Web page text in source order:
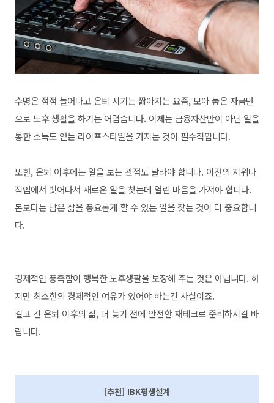
수명은 점점 늘어나고 은퇴 시기는 짧아지는 요즘, 모아 놓은 자금만
으로 노후 생활을 하기는 어렵습니다. 이제는 금융자산만이 아닌 일을
통한 소득도 얻는 라이프스타일을 가지는 것이 필수적입니다.
또한, 은퇴 이후에는 일을 보는 관점도 달라야 합니다. 이전의 지위나
직업에서 벗어나서 새로운 일을 찾는데 열린 마음을 가져야 합니다.
돈보다는 남은 삶을 풍요롭게 할 수 있는 일을 찾는 것이 더 중요합니
다.
경제적인 풍족함이 행복한 노후생활을 보장해 주는 것은 아닙니다. 하
지만 최소한의 경제적인 여유가 있어야 하는건 사실이죠.
길고 긴 은퇴 이후의 삶, 더 늦기 전에 안전한 재테크로 준비하시길 바
랍니다.
[추천] IBK평생설계